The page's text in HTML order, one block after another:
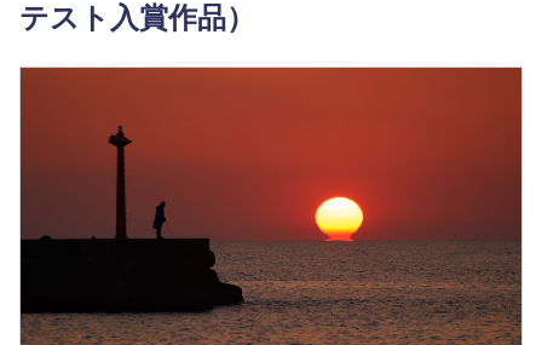
テスト入賞作品）